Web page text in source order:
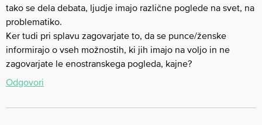
tako se dela debata, ljudje imajo različne poglede na svet, na
problematiko.
Ker tudi pri splavu zagovarjate to, da se punce/ženske
informirajo o vseh možnostih, ki jih imajo na voljo in ne
zagovarjate le enostranskega pogleda, kajne?
Odgovori